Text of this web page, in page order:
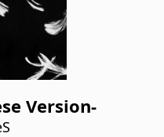
Version-